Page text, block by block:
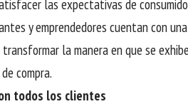
las expectativas de
y emprendedores cuentan con
la manera en que se
compra.
todos los clientes